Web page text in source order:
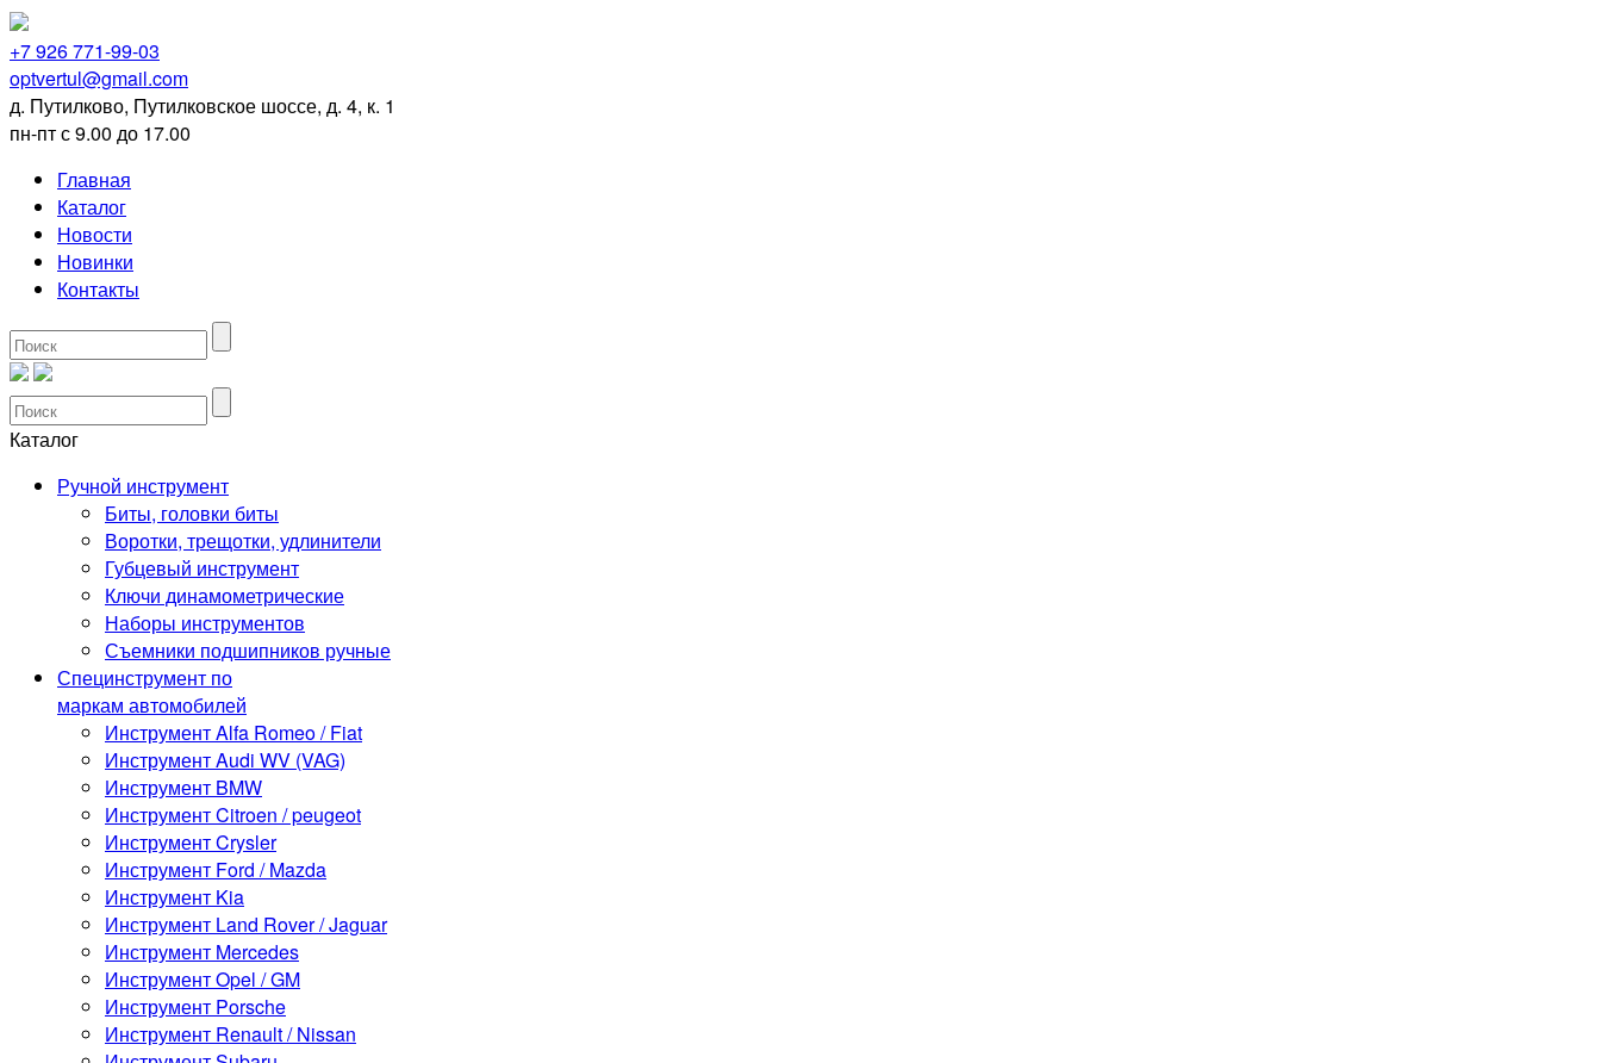
+7 926 771-99-03
optvertul@gmail.com
д. Путилково, Путилковское шоссе, д. 4, к. 1
пн-пт с 9.00 до 17.00
Главная
Каталог
Новости
Новинки
Контакты
Каталог
Ручной инструмент
Биты, головки биты
Воротки, трещотки, удлинители
Губцевый инструмент
Ключи динамометрические
Наборы инструментов
Съемники подшипников ручные
Специнструмент по
маркам автомобилей
Инструмент Alfa Romeo / Fiat
Инструмент Audi WV (VAG)
Инструмент BMW
Инструмент Citroen / peugeot
Инструмент Crysler
Инструмент Ford / Mazda
Инструмент Kia
Инструмент Land Rover / Jaguar
Инструмент Mercedes
Инструмент Opel / GM
Инструмент Porsche
Инструмент Renault / Nissan